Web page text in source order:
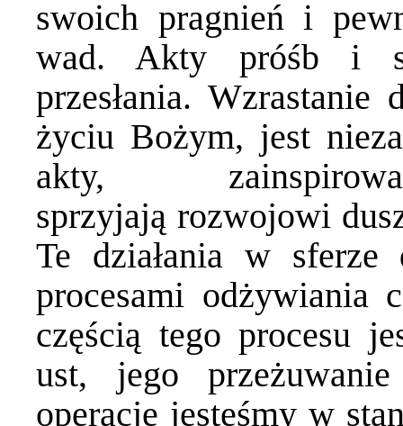
swoich pragnień i
wad. Akty próśb i
przesłania.
życiu Bożym, jest
akty,
sprzyjają rozwojowi
Te działania w sferze
procesami odżywiania
częścią tego procesu
ust, jego
operacje jesteśmy w